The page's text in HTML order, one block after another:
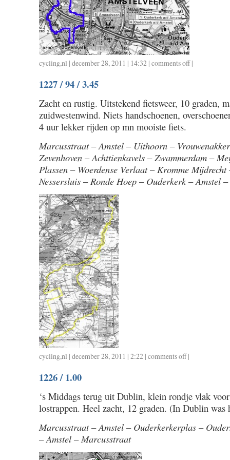
cycling,nl | december 28, 2011 | 14:32 | comments offon
|
1227 / 94 / 3.45
Zacht en rustig. Uitstekend fietsweer, 10 graden,
zuidwestenwind. Niets handschoenen,
4 uur lekker rijden op mn mooiste fiets.
Marcusstraat – Amstel – Uithoorn –
Zevenhoven – Achttienkavels – Zwammerdam –
Plassen – Woerdense Verlaat – Kromme
Nessersluis – Ronde Hoep – Ouderkerk – Amstel
cycling,nl | december 28, 2011 | 2:22 | comments offon
/
3.45
|
1226 / 1.00
‘s Middags terug uit Dublin, klein rondje vlak
lostrappen. Heel zacht, 12 graden. (In Dublin was
Marcusstraat – Amstel – Ouderkerkerplas –
– Amstel – Marcusstraat